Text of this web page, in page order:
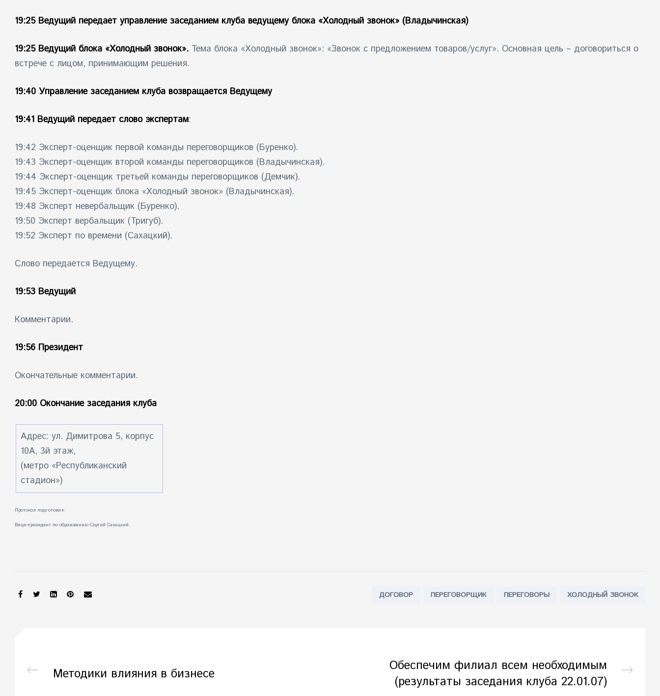
19:25 Ведущий передает управление заседанием клуба ведущему блока «Холодный звонок» (Владычинская)
19:25 Ведущий блока «Холодный звонок». Тема блока «Холодный звонок»: «Звонок с предложением товаров/услуг». Основная цель – договориться о
встрече с лицом, принимающим решения.
19:40 Управление заседанием клуба возвращается Ведущему
19:41 Ведущий передает слово экспертам:
19:42 Эксперт-оценщик первой команды переговорщиков (Буренко).
19:43 Эксперт-оценщик второй команды переговорщиков (Владычинская).
19:44 Эксперт-оценщик третьей команды переговорщиков (Демчик).
19:45 Эксперт-оценщик блока «Холодный звонок» (Владычинская).
19:48 Эксперт невербальщик (Буренко).
19:50 Эксперт вербальщик (Тригуб).
19:52 Эксперт по времени (Сахацкий).
Слово передается Ведущему.
19:53 Ведущий
Комментарии.
19:56 Президент
Окончательные комментарии.
20:00 Окончание заседания клуба
Адрес: ул. Димитрова 5, корпус
10А, 3й этаж,
(метро «Республиканский
стадион»)
Протокол подготовил:
Вице-президент по образованию Сергей Сахацкий.
SHARE: Tags:
ДОГОВОР ПЕРЕГОВОРЩИК ПЕРЕГОВОРЫ ХОЛОДНЫЙ ЗВОНОК
Методики влияния в бизнесе
Обеспечим филиал всем необходимым
(результаты заседания клуба 22.01.07)